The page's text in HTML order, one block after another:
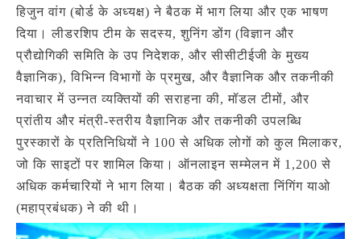
हिजुन वांग (बोर्ड के अध्यक्ष) ने बैठक में भाग लिया और एक भाषण
दिया। लीडरशिप टीम के सदस्य, शुनिंग डोंग (विज्ञान और
प्रौद्योगिकी समिति के उप निदेशक, और सीसीटीईजी के मुख्य
वैज्ञानिक), विभिन्न विभागों के प्रमुख, और वैज्ञानिक और तकनीकी
नवाचार में उन्नत व्यक्तियों की सराहना की, मॉडल टीमों, और
प्रांतीय और मंत्री-स्तरीय वैज्ञानिक और तकनीकी उपलब्धि
पुरस्कारों के प्रतिनिधियों ने 100 से अधिक लोगों को कुल मिलाकर,
जो कि साइटों पर शामिल किया। ऑनलाइन सम्मेलन में 1,200 से
अधिक कर्मचारियों ने भाग लिया। बैठक की अध्यक्षता निंगिंग याओ
(महाप्रबंधक) ने की थी।